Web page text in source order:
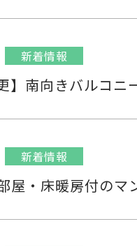
新着情報
】南向きバルコ
新着情報
屋・床暖房付のマ